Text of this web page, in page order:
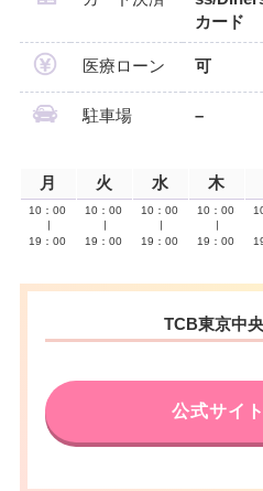
カード
医療ローン 可
駐車場 –
月 火 水 木
10：00
19：00
10：00
19：00
10：00
19：00
10：00
19：00
TCB東京中
公式サイ